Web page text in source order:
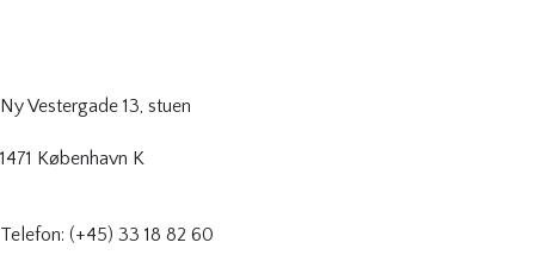
Ny Vestergade 13, stuen
1471 København K
Telefon: (+45) 33 18 82 60